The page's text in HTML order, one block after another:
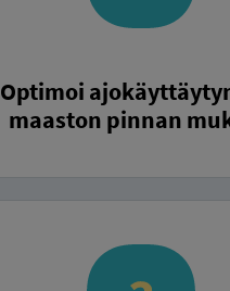
Optimoi
maaston pinnan